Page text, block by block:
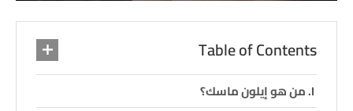
Table of Contents
من هو إيلون ماسك؟